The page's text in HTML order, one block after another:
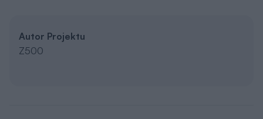
Autor Projektu
Z500